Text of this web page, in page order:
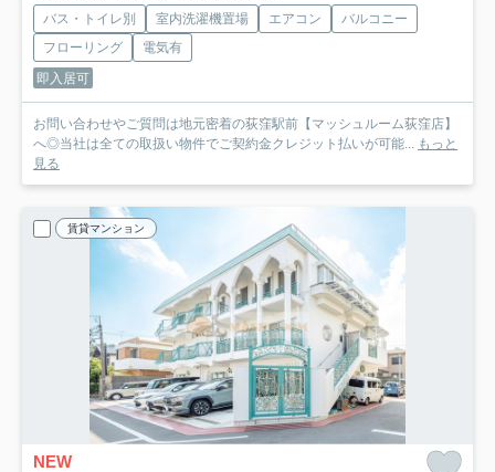
バス・トイレ別 室内洗濯機置場 エアコン
バルコニー
フローリング
電気有
即入居可
お問い合わせやご質問は地元密着の荻窪駅前【マッシュルーム荻窪店】
へ◎当社は全ての取扱い物件でご契約金クレジット払いが可能... もっと
見る
賃貸マンション
NEW